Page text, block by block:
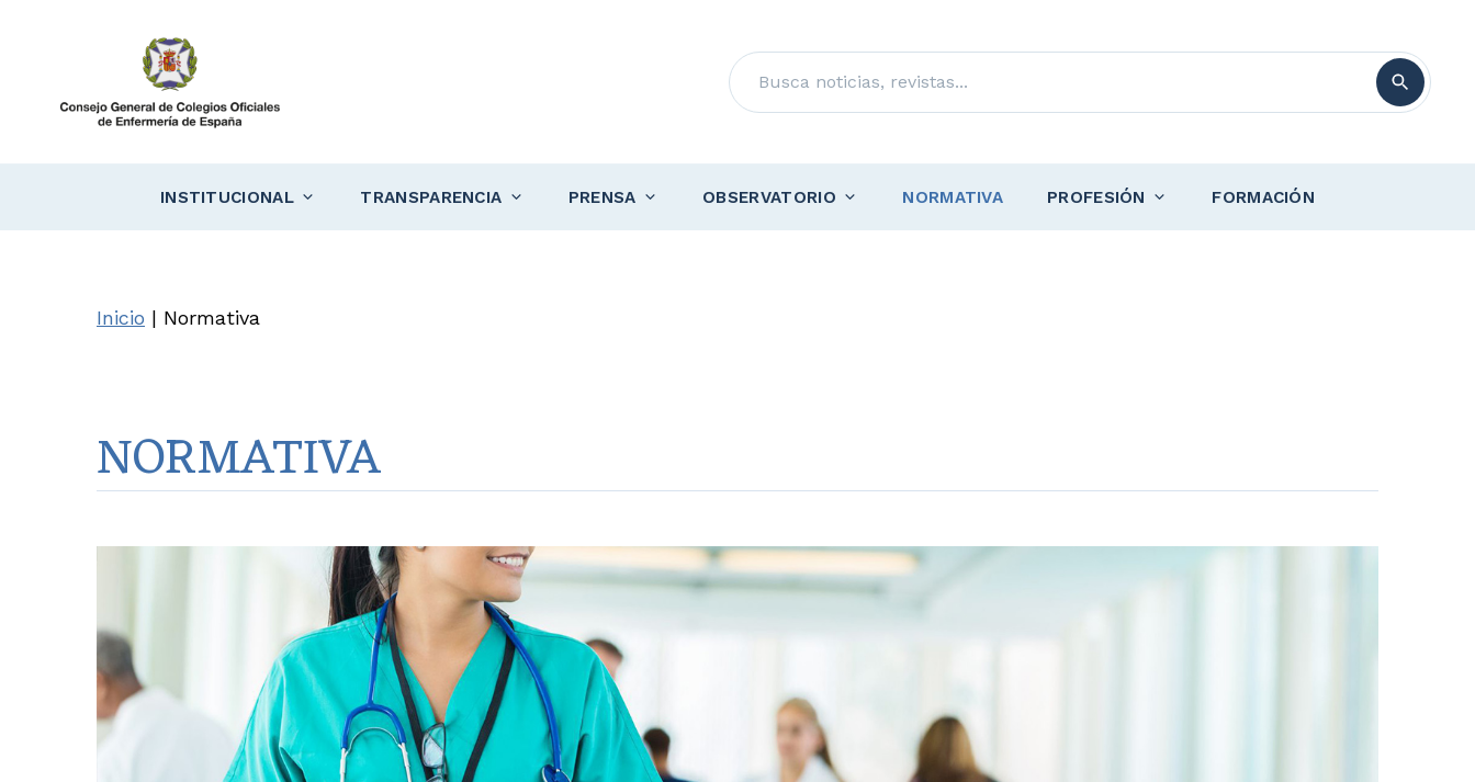
Buscar
INSTITUCIONAL TRANSPARENCIA PRENSA OBSERVATORIO NORMATIVA PROFESIÓN FORMACIÓN
Inicio | Normativa
NORMATIVA